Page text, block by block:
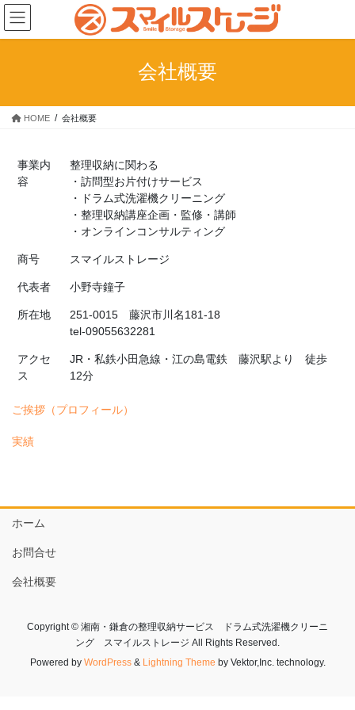
コ
ン
テ
ス
ナ
ビ
ゲ
ン
会社概要
HOME 会社概要
事業内
容
整理収納に関わる
・訪問型お片付けサービス
・ドラム式洗濯機クリーニング
・整理収納講座企画・監修・講師
・オンラインコンサルティング
商号 スマイルストレージ
代表者 小野寺鐘子
所在地
251-0015 藤沢市川名181-18
tel-09055632281
アクセ
ス
JR・私鉄小田急線・江の島電鉄 藤沢駅より 徒歩
12分
ご挨拶（プロフィール）
実績
ホーム
お問合せ
会社概要
Copyright © 湘南・鎌倉の整理収納サービス ドラム式洗濯機クリーニ
ング スマイルストレージ All Rights Reserved.
Powered by WordPress& Lightning Theme by Vektor,Inc. technology.